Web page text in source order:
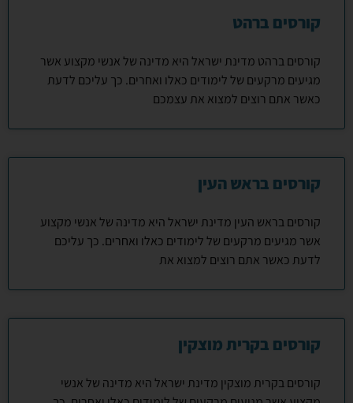
קורסים ברהט
קורסים ברהט מדינת ישראל היא מדינה של אנשי מקצוע אשר
מגיעים מרקעים של לימודים כאלו ואחרים. כך עליכם לדעת
כאשר אתם רוצים למצוא את עצמכם
קורסים בראש העין
קורסים בראש העין מדינת ישראל היא מדינה של אנשי מקצוע
אשר מגיעים מרקעים של לימודים כאלו ואחרים. כך עליכם
לדעת כאשר אתם רוצים למצוא את
קורסים בקרית מוצקין
קורסים בקרית מוצקין מדינת ישראל היא מדינה של אנשי